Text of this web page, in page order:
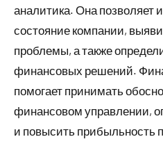
аналитика. Она позволяет
состояние компании,
проблемы, а также
финансовых решений.
помогает принимать
финансовом управлении,
и повысить прибыльность